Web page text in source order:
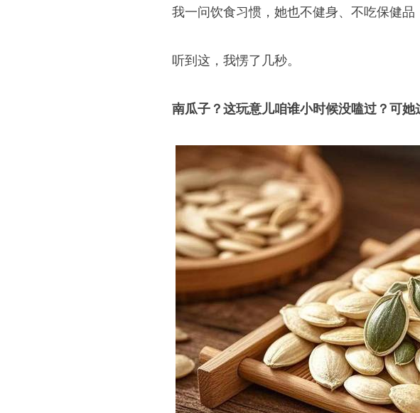
我一问饮食习惯，她也不健身、不吃保健品
听到这，我愣了几秒。
南瓜子？这玩意儿咱谁小时候没嗑过？可她